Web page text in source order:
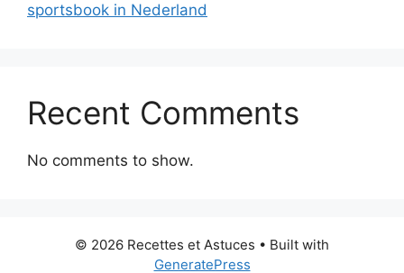
sportsbook in Nederland
Recent Comments
No comments to show.
© 2026 Recettes et Astuces • Built with
GeneratePress